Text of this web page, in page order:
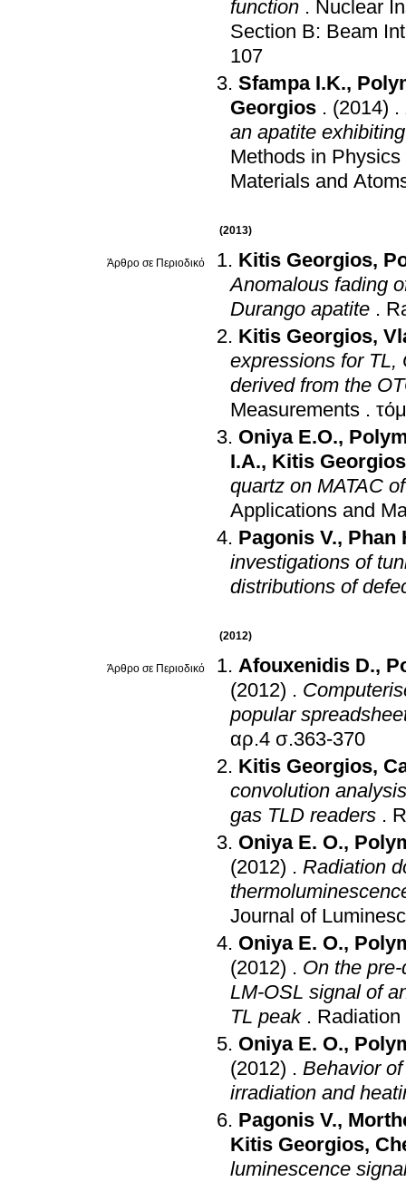
function . Nuclear
Section B: Beam
107
Sfampa I.K.,
Georgios . (2014) .
an apatite
Methods in
Materials and
(2013)
Άρθρο σε Περιοδικό Kitis Georgios,
Anomalous fading
Durango apatite .
Kitis Georgios,
expressions for TL,
derived from the
Measurements .
Oniya E.O.,
I.A., Kitis Georgios
quartz on MATAC
Applications and
Pagonis V., Phan
investigations of
distributions of
(2012)
Άρθρο σε Περιοδικό Afouxenidis D.,
(2012) .
popular
αρ.4 σ.363-370
Kitis Georgios,
convolution
gas TLD readers .
Oniya E. O.,
(2012) . Radiation
Journal of
Oniya E. O.,
(2012) . On the
LM-OSL signal of
TL peak .
Oniya E. O.,
(2012) . Behavior
irradiation and
Pagonis V.,
Kitis Georgios,
luminescence